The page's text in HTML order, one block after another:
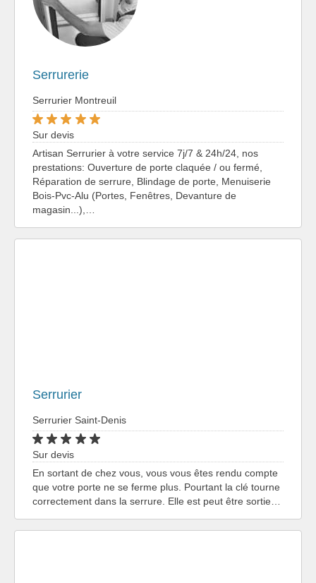
Serrurerie
Serrurier Montreuil
Sur devis
Artisan Serrurier à votre service 7j/7 & 24h/24, nos
prestations: Ouverture de porte claquée / ou fermé,
Réparation de serrure, Blindage de porte, Menuiserie
Bois-Pvc-Alu (Portes, Fenêtres, Devanture de
magasin...),…
Serrurier
Serrurier Saint-Denis
Sur devis
En sortant de chez vous, vous vous êtes rendu compte
que votre porte ne se ferme plus. Pourtant la clé tourne
correctement dans la serrure. Elle est peut être sortie…